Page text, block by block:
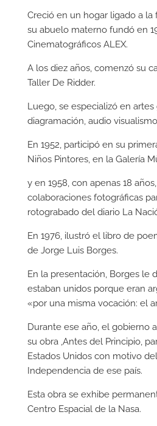
Creció en un hogar ligado a
su abuelo materno fundó en
Cinematográficos ALEX.
A los diez años, comenzó su
Taller De Ridder.
Luego, se especializó en artes
diagramación, audio
En 1952, participó en su
Niños Pintores, en la Galería
y en 1958, con apenas 18
colaboraciones fotográficas
rotograbado del diario La
En 1976, ilustró el libro de
de Jorge Luis Borges.
En la presentación, Borges le
estaban unidos porque eran
«por una misma vocación: el
Durante ese año, el gobierno
su obra ,Antes del Principio,
Estados Unidos con motivo
Independencia de ese país.
Esta obra se exhibe
Centro Espacial de la Nasa.